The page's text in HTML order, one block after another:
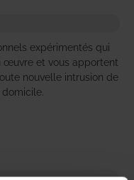
expérimentés qui
œuvre et vous apportent
nouvelle intrusion de